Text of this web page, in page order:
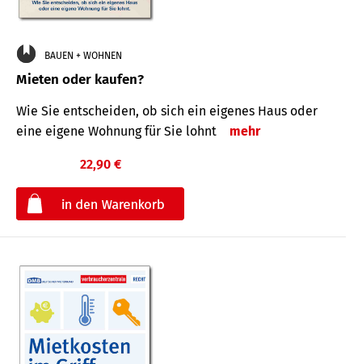
BAUEN + WOHNEN
Mieten oder kaufen?
Wie Sie entscheiden, ob sich ein eigenes Haus oder
eine eigene Wohnung für Sie lohnt
mehr
22,90 €